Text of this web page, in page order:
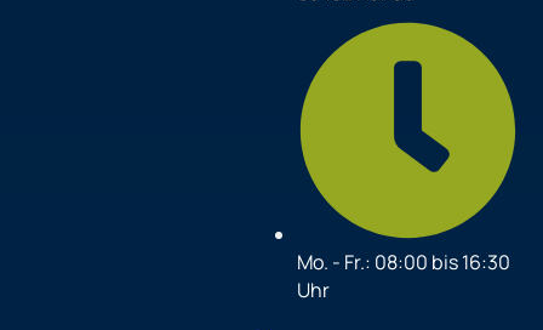
Mo. - Fr.: 08:00 bis 16:30
Uhr